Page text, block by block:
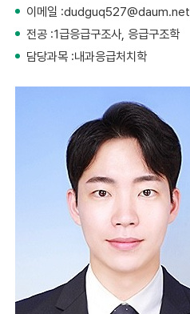
이메일 :dudguq527@daum.net
전공 :1급응급구조사, 응급구조학
담당과목 :내과응급처치학